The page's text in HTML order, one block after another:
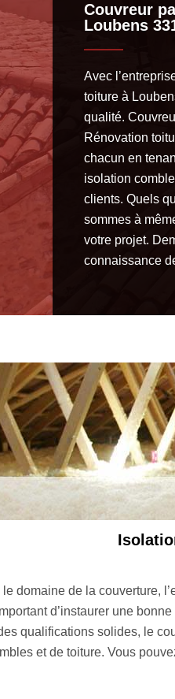
Couvreur
Loubens
Avec
toiture à
qualité.
Rénovation
chacun en
isolation
clients. Quels
sommes à
votre projet.
connaissance
à Loubens 33190
œuvre et de la superficie de
combles (s’ils sont
autres. En tout